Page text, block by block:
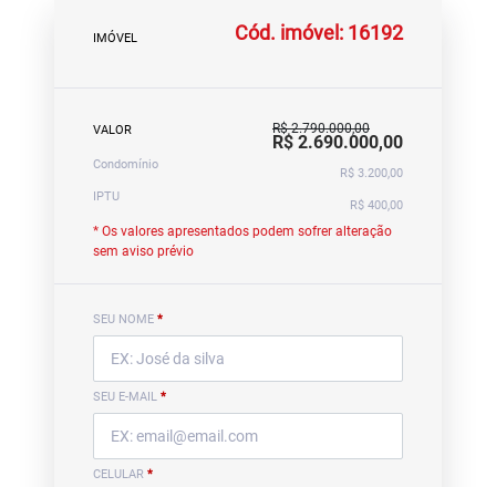
IMÓVEL Cód. imóvel: 16192
VALOR R$ 2.790.000,00
R$ 2.690.000,00
Condomínio
R$ 3.200,00
IPTU
R$ 400,00
* Os valores apresentados podem sofrer alteração
sem aviso prévio
SEU NOME *
SEU E-MAIL *
CELULAR *